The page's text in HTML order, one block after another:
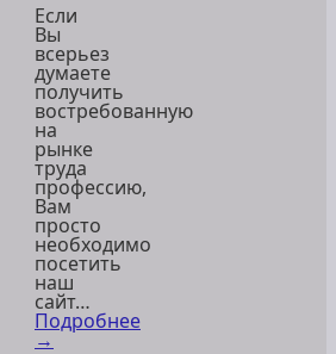
Если
Вы
всерьез
думаете
получить
востребованную
на
рынке
труда
профессию,
Вам
просто
необходимо
посетить
наш
сайт…
Подробнее
→